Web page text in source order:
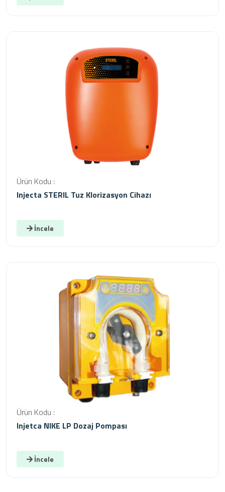
Ürün Kodu :
Injecta STERIL Tuz Klorizasyon Cihazı
İncele
Ürün Kodu :
Injetca NIKE LP Dozaj Pompası
İncele